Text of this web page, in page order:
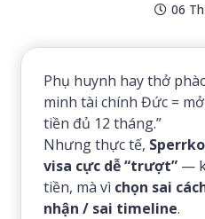
06
Phụ huynh hay thở
minh tài chính Đức = mở
tiền đủ 12 tháng.”
Nhưng thực tế,
visa cực dễ “trượt” —
tiền, mà vì chọn sai
nhận / sai timeline.